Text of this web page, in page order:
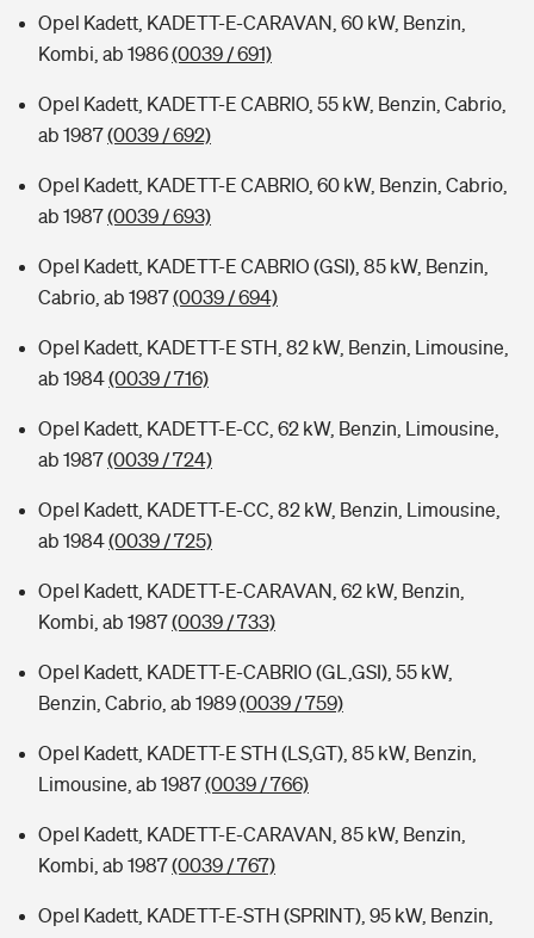
Opel Kadett, KADETT-E-CARAVAN, 60 kW, Benzin,
Kombi, ab 1986(0039 / 691)
Opel Kadett, KADETT-E CABRIO, 55 kW, Benzin, Cabrio,
ab 1987(0039 / 692)
Opel Kadett, KADETT-E CABRIO, 60 kW, Benzin, Cabrio,
ab 1987(0039 / 693)
Opel Kadett, KADETT-E CABRIO (GSI), 85 kW, Benzin,
Cabrio, ab 1987(0039 / 694)
Opel Kadett, KADETT-E STH, 82 kW, Benzin, Limousine,
ab 1984(0039 / 716)
Opel Kadett, KADETT-E-CC, 62 kW, Benzin, Limousine,
ab 1987(0039 / 724)
Opel Kadett, KADETT-E-CC, 82 kW, Benzin, Limousine,
ab 1984(0039 / 725)
Opel Kadett, KADETT-E-CARAVAN, 62 kW, Benzin,
Kombi, ab 1987(0039 / 733)
Opel Kadett, KADETT-E-CABRIO (GL,GSI), 55 kW,
Benzin, Cabrio, ab 1989(0039 / 759)
Opel Kadett, KADETT-E STH (LS,GT), 85 kW, Benzin,
Limousine, ab 1987(0039 / 766)
Opel Kadett, KADETT-E-CARAVAN, 85 kW, Benzin,
Kombi, ab 1987(0039 / 767)
Opel Kadett, KADETT-E-STH (SPRINT), 95 kW, Benzin,